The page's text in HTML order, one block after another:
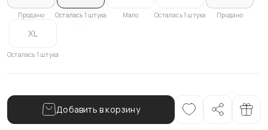
Продано Осталась 1 штука Мало Осталась 1 штука Продано
XL
Осталась 1 штука
Добавить в корзину